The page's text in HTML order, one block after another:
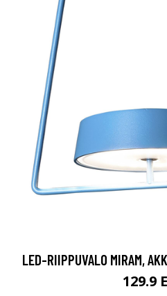
LED-RIIPPUVALO MIRAM,
129.9